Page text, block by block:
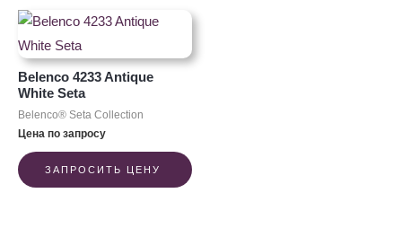
Belenco 4233 Antique
White Seta
Belenco® Seta Collection
Цена по запросу
ЗАПРОСИТЬ ЦЕНУ